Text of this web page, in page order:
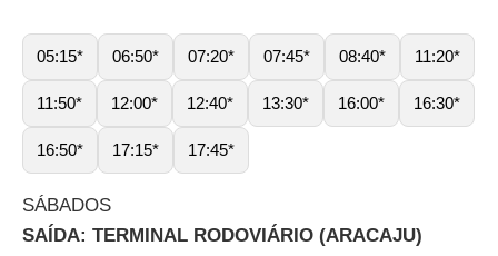
05:15* 06:50* 07:20* 07:45* 08:40* 11:20*
11:50* 12:00* 12:40* 13:30* 16:00* 16:30*
16:50* 17:15* 17:45*
SÁBADOS
SAÍDA: TERMINAL RODOVIÁRIO (ARACAJU)